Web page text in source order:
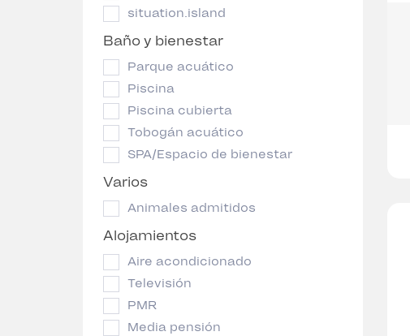
situation.island
Baño y bienestar
Parque acuático
Piscina
Piscina cubierta
Tobogán acuático
SPA/Espacio de bienestar
Varios
Animales admitidos
Alojamientos
Aire acondicionado
Televisión
PMR
Media pensión